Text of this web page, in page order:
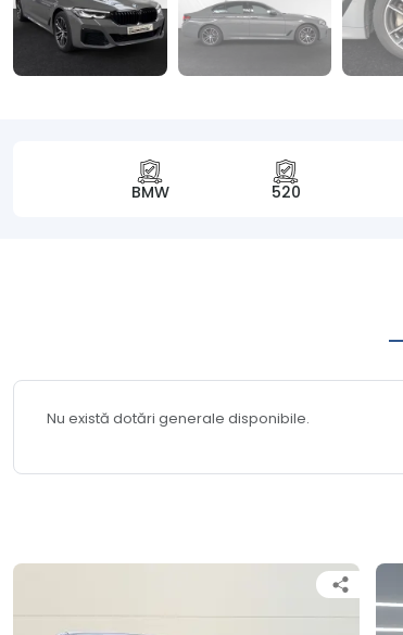
BMW 520
Nu există dotări generale disponibile.